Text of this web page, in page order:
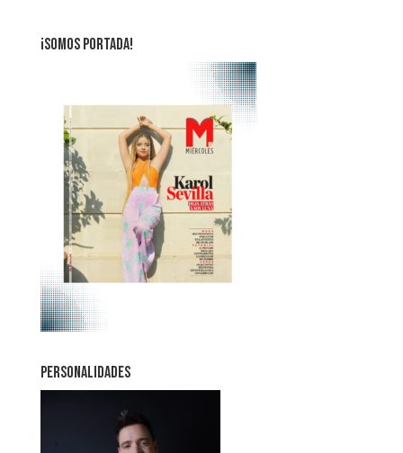
¡SOMOS PORTADA!
PERSONALIDADES